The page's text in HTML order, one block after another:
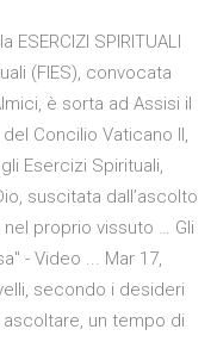
SPIRITUALI
(FIES), convocata
è sorta ad Assisi il
Concilio Vaticano II,
Esercizi Spirituali,
suscitata dall’ascolto
proprio vissuto … Gli
- Video ... Mar 17,
secondo i desideri
un tempo di